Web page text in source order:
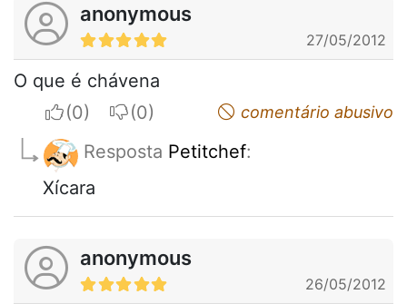
anonymous
27/05/2012
O que é chávena
I apreciateI do not appreciatecomentário abusivo
Resposta Petitchef:
Xícara
anonymous
26/05/2012